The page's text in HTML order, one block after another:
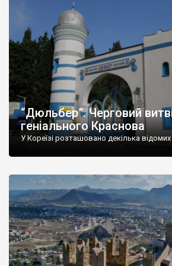
“Дюльбер”. Черговий
геніального Краснова
У Кореїзі розташовано декілька